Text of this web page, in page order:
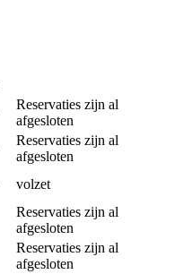
Reservaties zijn al
afgesloten
Reservaties zijn al
afgesloten
volzet
Reservaties zijn al
afgesloten
Reservaties zijn al
afgesloten